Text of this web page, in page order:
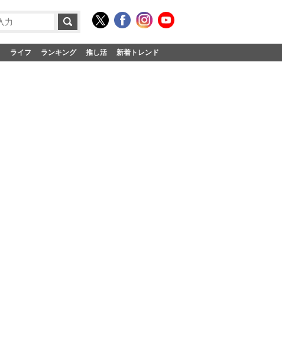
ライフ ランキング 推し活 新着トレンド